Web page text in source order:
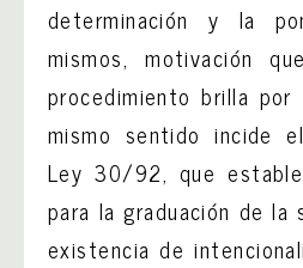
determinación y la
mismos, motivación
procedimiento brilla por
mismo sentido incide
Ley 30/92, que
para la graduación de la
existencia de